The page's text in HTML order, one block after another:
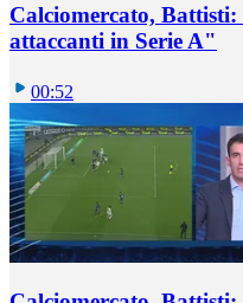
Calciomercato,
attaccanti in Serie A"
00:52